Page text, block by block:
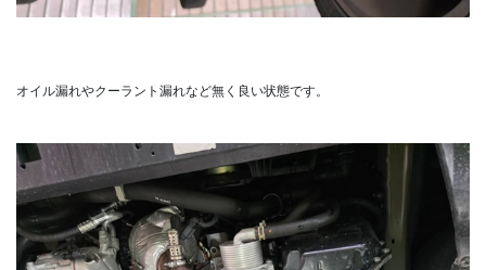
オイル漏れやクーラント漏れなど無く良い状態です。